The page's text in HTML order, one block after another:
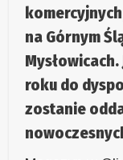
na Górnym
roku do
zostanie